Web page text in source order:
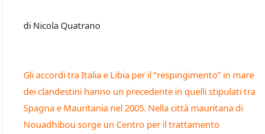
di Nicola Quatrano
Gli accordi tra Italia e Libia per il “respingimento” in mare
dei clandestini hanno un precedente in quelli stipulati tra
Spagna e Mauritania nel 2005. Nella città mauritana di
Nouadhibou sorge un Centro per il trattamento